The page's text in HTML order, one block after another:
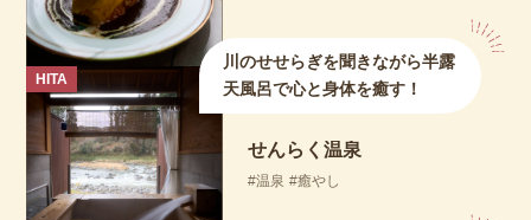
HITA
川のせせらぎを聞きながら半露
天風呂で心と身体を癒す！
せんらく温泉
温泉 癒やし